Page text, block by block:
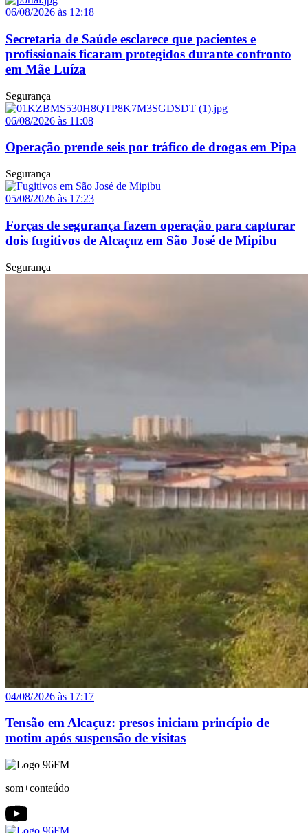
06/08/2026 às 12:18
Secretaria de Saúde esclarece que pacientes e
profissionais ficaram protegidos durante confronto
em Mãe Luíza
Segurança
06/08/2026 às 11:08
Operação prende seis por tráfico de drogas em Pipa
Segurança
05/08/2026 às 17:23
Forças de segurança fazem operação para capturar
dois fugitivos de Alcaçuz em São José de Mipibu
Segurança
04/08/2026 às 17:17
Tensão em Alcaçuz: presos iniciam princípio de
motim após suspensão de visitas
som+conteúdo